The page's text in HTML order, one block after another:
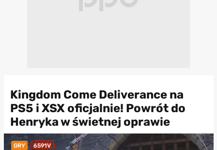
Kingdom Come Deliverance na
PS5 i XSX oficjalnie! Powrót do
Henryka w świetnej oprawie
GRY 6591V